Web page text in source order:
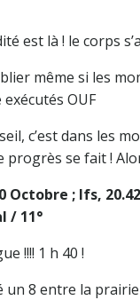
est là ! le corps
même si les
OUF
c’est dans les
progrès se fait !
Octobre ; Ifs,
/ 11°
!!!! 1 h 40 !
un 8 entre la